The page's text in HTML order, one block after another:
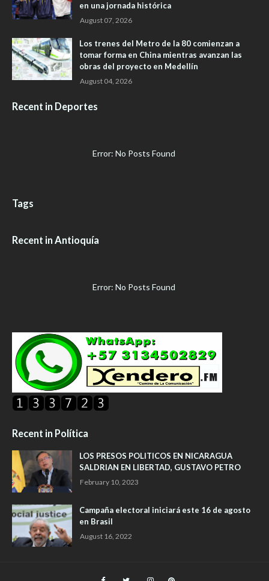
en una jornada histórica
August 07, 2026
Los trenes del Metro de la 80 comienzan a
tomar forma en China mientras avanzan las
obras del proyecto en Medellín
August 04, 2026
Recent in Deportes
Error: No Posts Found
Tags
Recent in Antioquía
Error: No Posts Found
Recent in Política
LOS PRESOS POLITICOS EN NICARAGUA
SALDRIAN EN LIBERTAD, GUSTAVO PETRO
February 10, 2023
Campaña electoral iniciará este 16 de agosto
en Brasil
August 16, 2022